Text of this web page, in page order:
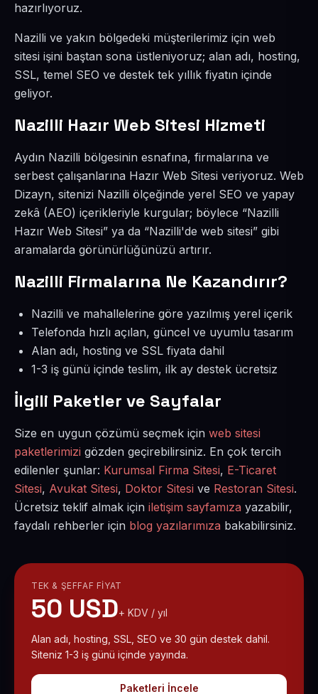
hazırlıyoruz.
Nazilli ve yakın bölgedeki müşterilerimiz için web
sitesi işini baştan sona üstleniyoruz; alan adı, hosting,
SSL, temel SEO ve destek tek yıllık fiyatın içinde
geliyor.
Nazilli Hazır Web Sitesi Hizmeti
Aydın Nazilli bölgesinin esnafına, firmalarına ve
serbest çalışanlarına Hazır Web Sitesi veriyoruz. Web
Dizayn, sitenizi Nazilli ölçeğinde yerel SEO ve yapay
zekâ (AEO) içerikleriyle kurgular; böylece “Nazilli
Hazır Web Sitesi” ya da “Nazilli'de web sitesi” gibi
aramalarda görünürlüğünüzü artırır.
Nazilli Firmalarına Ne Kazandırır?
Nazilli ve mahallelerine göre yazılmış yerel içerik
Telefonda hızlı açılan, güncel ve uyumlu tasarım
Alan adı, hosting ve SSL fiyata dahil
1-3 iş günü içinde teslim, ilk ay destek ücretsiz
İlgili Paketler ve Sayfalar
Size en uygun çözümü seçmek için web sitesi
paketlerimizi gözden geçirebilirsiniz. En çok tercih
edilenler şunlar: Kurumsal Firma Sitesi, E-Ticaret
Sitesi, Avukat Sitesi, Doktor Sitesi ve Restoran Sitesi.
Ücretsiz teklif almak için iletişim sayfamıza yazabilir,
faydalı rehberler için blog yazılarımıza bakabilirsiniz.
TEK & ŞEFFAF FIYAT
50 USD+ KDV / yıl
Alan adı, hosting, SSL, SEO ve 30 gün destek dahil.
Siteniz 1-3 iş günü içinde yayında.
Paketleri İncele